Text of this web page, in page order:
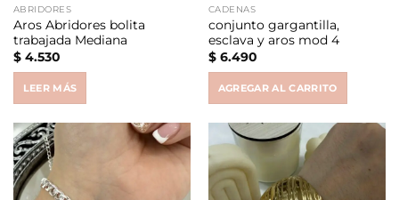
ABRIDORES
Aros Abridores bolita
trabajada Mediana
$4.530
LEER MÁS
CADENAS
conjunto gargantilla,
esclava y aros mod 4
$6.490
AGREGAR AL CARRITO